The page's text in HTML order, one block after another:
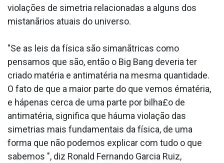
violações de simetria relacionadas a alguns dos
mistanãrios atuais do universo.
"Se as leis da física são simanãtricas como
pensamos que são, então o Big Bang deveria ter
criado matéria e antimatéria na mesma quantidade.
O fato de que a maior parte do que vemos ématéria,
e hápenas cerca de uma parte por bilha£o de
antimatéria, significa que háuma violação das
simetrias mais fundamentais da física, de uma
forma que não podemos explicar com tudo o que
sabemos ", diz Ronald Fernando Garcia Ruiz,